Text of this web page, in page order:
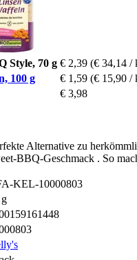
Style, 70 g € 2,39 (€ 34,14 /
100 g
€ 1,59 (€ 15,90 /
€ 3,98
Alternative zu
BBQ-Geschmack . So
KEL-10000803